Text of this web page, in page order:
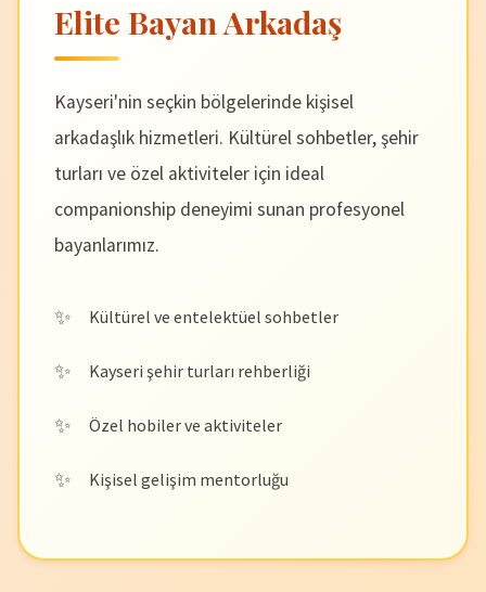
Elite Bayan Arkadaş
Kayseri'nin seçkin bölgelerinde kişisel
arkadaşlık hizmetleri. Kültürel sohbetler, şehir
turları ve özel aktiviteler için ideal
companionship deneyimi sunan profesyonel
bayanlarımız.
Kültürel ve entelektüel sohbetler
Kayseri şehir turları rehberliği
Özel hobiler ve aktiviteler
Kişisel gelişim mentorluğu